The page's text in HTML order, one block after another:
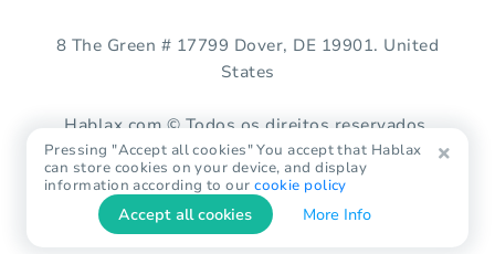
8 The Green # 17799 Dover, DE 19901. United
States
Hablax.com © Todos os direitos reservados.
Pressing "Accept all cookies" You accept that Hablax
can store cookies on your device, and display
information according to ourcookie policy
Accept all cookies More Info